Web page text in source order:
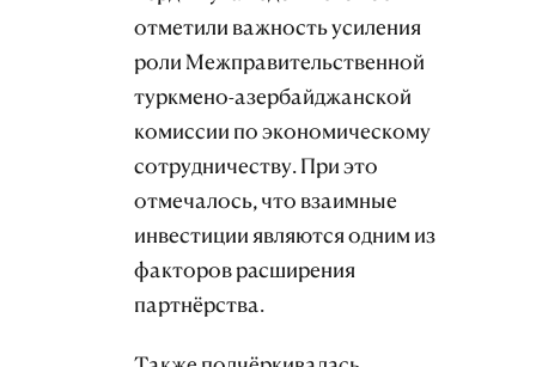
отметили важность усиления
роли Межправительственной
туркмено-азербайджанской
комиссии по экономическому
сотрудничеству. При это
отмечалось, что взаимные
инвестиции являются одним из
факторов расширения
партнёрства.